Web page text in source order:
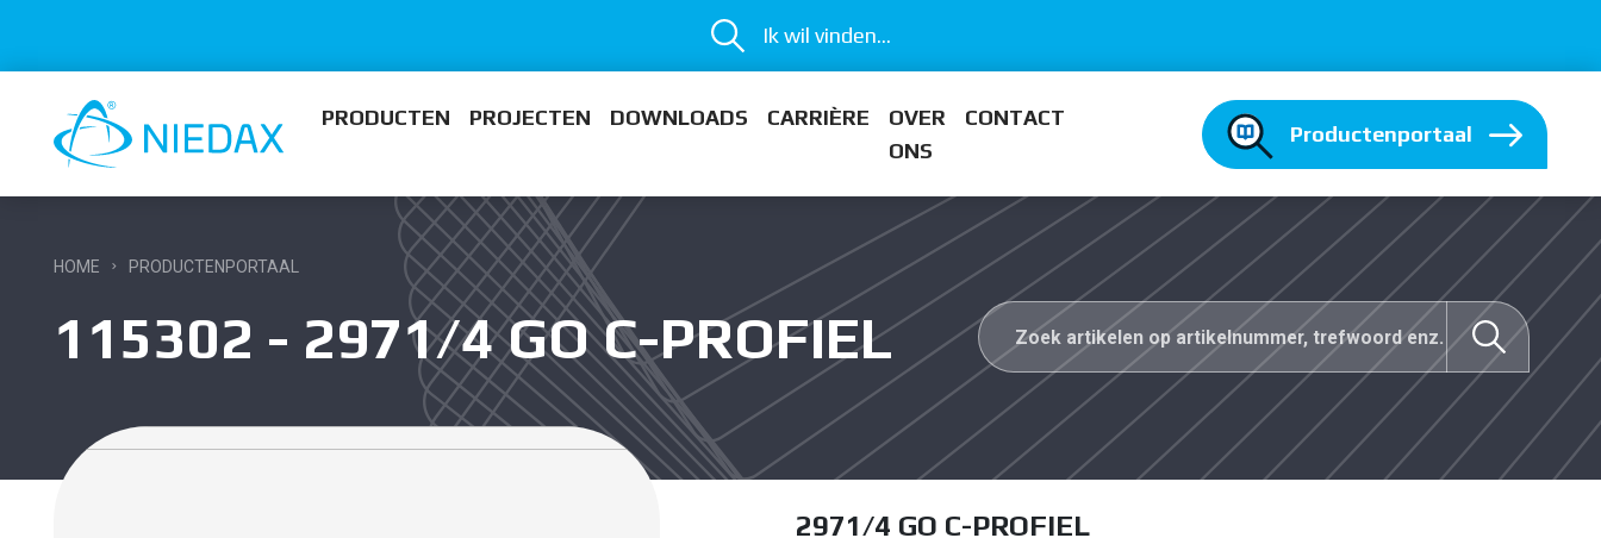
Ik wil vinden...
PRODUCTEN PROJECTEN DOWNLOADS CARRIÈRE
OVER
ONS
CONTACT
Productenportaal
HOME PRODUCTENPORTAAL
115302 - 2971/4 GO C-PROFIEL
2971/4 GO C-PROFIEL